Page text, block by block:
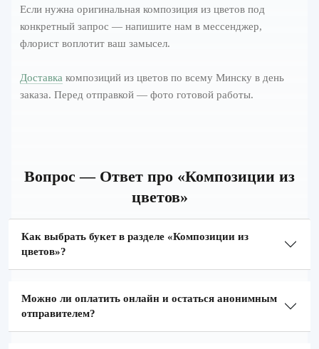
Если нужна оригинальная композиция из цветов под
конкретный запрос — напишите нам в мессенджер,
флорист воплотит ваш замысел.
Доставка композиций из цветов по всему Минску в день
заказа. Перед отправкой — фото готовой работы.
Вопрос — Ответ про «Композиции из
цветов»
Как выбрать букет в разделе «Композиции из
цветов»?
Можно ли оплатить онлайн и остаться анонимным
отправителем?